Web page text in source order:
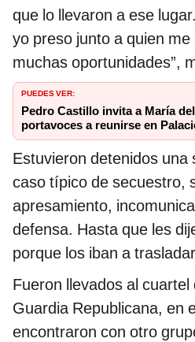
que lo llevaron a ese
yo preso junto a quien
muchas oportunidades”,
PUEDES VER:
Pedro Castillo invita a María
portavoces a reunirse en
Estuvieron detenidos una
caso típico de secuestro,
apresamiento,
defensa. Hasta que les
porque los iban a
Fueron llevados al
Guardia Republicana, en
encontraron con otro